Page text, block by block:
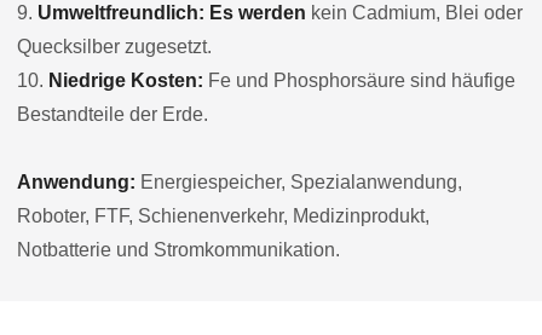
9. Umweltfreundlich: Es werden kein Cadmium, Blei oder
Quecksilber zugesetzt.
10. Niedrige Kosten: Fe und Phosphorsäure sind häufige
Bestandteile der Erde.
Anwendung: Energiespeicher, Spezialanwendung,
Roboter, FTF, Schienenverkehr, Medizinprodukt,
Notbatterie und Stromkommunikation.